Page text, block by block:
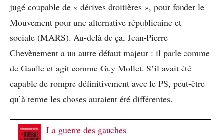
jugé coupable de « dérives droitières », pour fonder le
Mouvement pour une alternative républicaine et
sociale (MARS). Au-delà de ça, Jean-Pierre
Chevènement a un autre défaut majeur : il parle comme
de Gaulle et agit comme Guy Mollet. S’il avait été
capable de rompre définitivement avec le PS, peut-être
qu’à terme les choses auraient été différentes.
La guerre des gauches